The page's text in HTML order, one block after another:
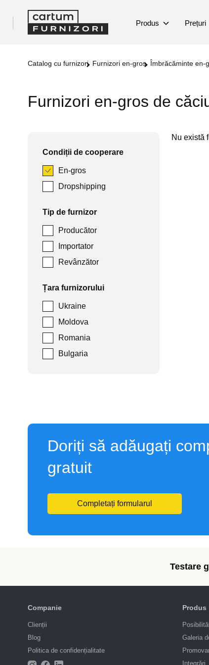
Produs Prețuri
Catalog cu furnizori Furnizori en-gros Îmbrăcăminte en-
Furnizori en-gros de
Condiții de cooperare
En-gros
Dropshipping
Tip de furnizor
Producător
Importator
Revânzător
Țara furnizorului
Ukraine
Moldova
Romania
Bulgaria
Nu există
Doriți să adăugați
gratuit
Completați formularul
Testare
Companie
Clienții
Blog
Politica de confidențialitate
Produs
Galeria
Integrări